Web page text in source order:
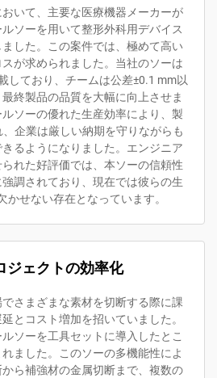
いて、主要な医療機器メーカーが
ソーを用いて整形外科用デバイス
した。この案件では、極めて高い
が求められました。当社のソーは
しており、チームは公差±0.1 mm以
終製品の品質を大幅に向上させま
ソーの優れた生産効率により、製
企業は厳しい納期を守りながらも
るようになりました。エンジニア
れた好評価では、本ソーの信頼性
調されており、現在では彼らの生
かせない存在となっています。
ジェクトの効率化
さまざまな素材を切断する際に課
とコスト増加を招いていました。
ソーを工具セットに導入したとこ
ました。このソーの多機能性によ
ら補強材の金属切断まで、複数の